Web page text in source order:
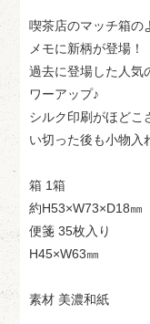
喫茶店のマッチ箱の
メモに新柄が登場！
過去に登場した人気
ワーアップ♪
シルク印刷がほどこ
い切った後も小物入
箱 1箱
約H53×W73×D18㎜
便箋 35枚入り
H45×W63㎜
素材 美濃和紙